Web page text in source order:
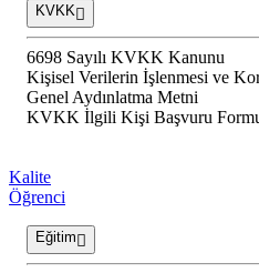
KVKK
6698 Sayılı KVKK Kanunu
Kişisel Verilerin İşlenmesi ve
Genel Aydınlatma Metni
KVKK İlgili Kişi Başvuru
Kalite
Öğrenci
Eğitim